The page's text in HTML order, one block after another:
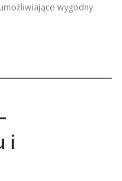
wygodny
i